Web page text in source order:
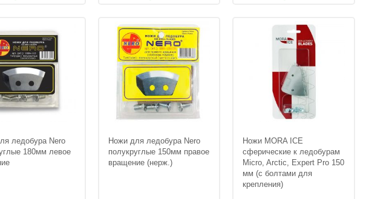
ледобура Nero
180мм левое
Ножи для ледобура Nero
полукруглые 150мм правое
вращение (нерж.)
Ножи MORA ICE
сферические к ледобурам
Micro, Arctic, Expert Pro 150
мм (с болтами для
крепления)